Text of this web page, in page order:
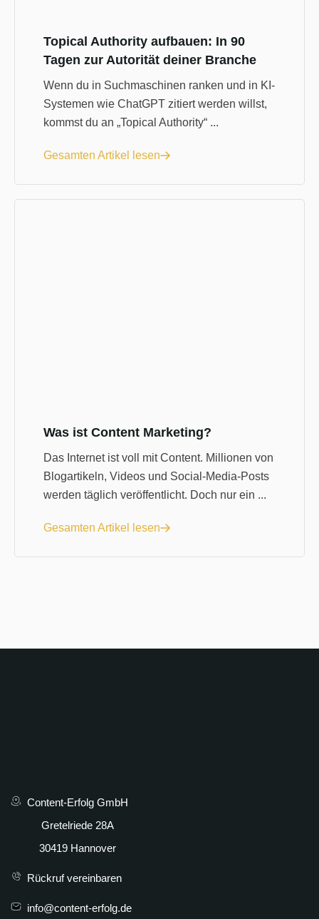
Topical Authority aufbauen: In 90
Tagen zur Autorität deiner Branche
Wenn du in Suchmaschinen ranken und in KI-
Systemen wie ChatGPT zitiert werden willst,
kommst du an „Topical Authority“ ...
Gesamten Artikel lesen
Was ist Content Marketing?
Das Internet ist voll mit Content. Millionen von
Blogartikeln, Videos und Social-Media-Posts
werden täglich veröffentlicht. Doch nur ein ...
Gesamten Artikel lesen
Content-Erfolg GmbH
Gretelriede 28A
30419 Hannover
Rückruf vereinbaren
info@content-erfolg.de